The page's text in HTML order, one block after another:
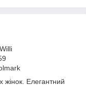
жінок. Елегантний